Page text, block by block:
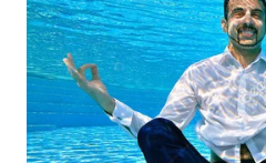
WN
LABUANBAJO
WN
BORNEO